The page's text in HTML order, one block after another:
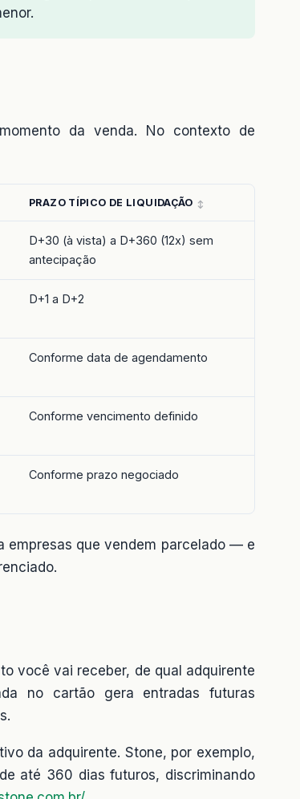
da venda. No contexto de
PRAZO TÍPICO DE LIQUIDAÇÃO
D+30 (à vista) a D+360 (12x) sem
antecipação
D+1 a D+2
Conforme data de agendamento
Conforme vencimento definido
Conforme prazo negociado
empresas que vendem parcelado — e
você vai receber, de qual adquirente
no cartão gera entradas futuras
da adquirente. Stone, por exemplo,
até 360 dias futuros, discriminando